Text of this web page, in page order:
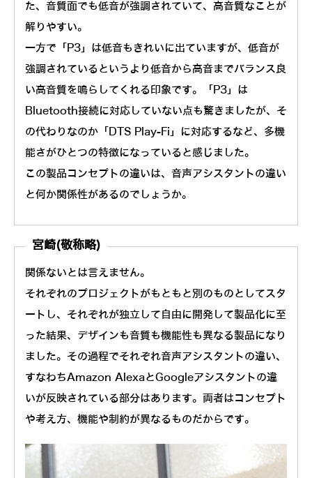
た、音質面でも低音が強調されていて、高音質なことが
解りやすい。
一方で「P3」は低音もきれいに出ていますが、低音が
強調されているというより低音から高音までバランス良
い高音質を鳴らしてくれる印象です。「P3」は
Bluetooth接続に対応していない点も驚きましたが、そ
の代わりなのか「DTS Play-Fi」に対応するなど、多機
能さがひとつの特徴になっていると感じました。
この製品コンセプトの違いは、音声アシスタントの違い
と何か関係性があるのでしょうか。
宮崎(敬称略)
関係ないとは言えません。
それぞれのプロジェクトがもともと別のものとしてスタ
ートし、それぞれが独立して自由に開発して製品化に至
った結果、デザインも音質も機能性も異なる製品になり
ました。その過程でそれぞれ音声アシスタントの違い、
すなわちAmazon AlexaとGoogleアシスタントの違
いが反映されている部分はあります。両者はコンセプト
や考え方、機能や制約が異なるものだからです。